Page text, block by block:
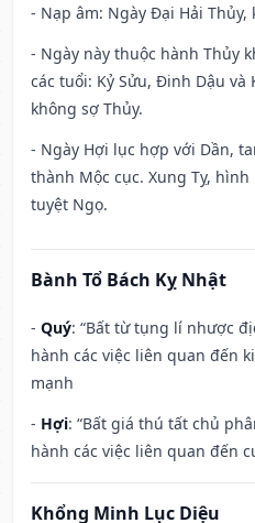
- Nạp âm: Ngày Đại Hải Thủy,
- Ngày này thuộc hành Thủy
các tuổi: Kỷ Sửu, Đinh Dậu và
không sợ Thủy.
- Ngày Hợi lục hợp với Dần,
thành Mộc cục. Xung Tỵ,
tuyệt Ngọ.
Bành Tổ Bách Kỵ Nhật
- Quý: “Bất từ tụng lí nhược
hành các việc liên quan đến
mạnh
- Hợi: “Bất giá thú tất chủ
hành các việc liên quan đến
Khổng Minh Lục Diệu